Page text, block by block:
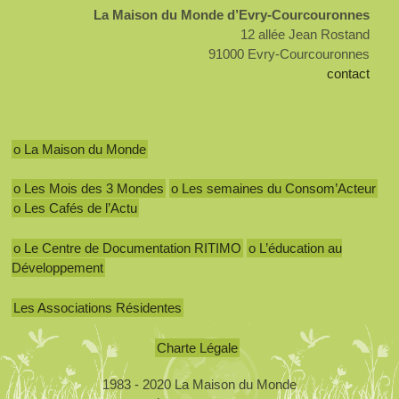
La Maison du Monde d’Evry-Courcouronnes
12 allée Jean Rostand
91000 Evry-Courcouronnes
contact
o La Maison du Monde
o Les Mois des 3 Mondes o Les semaines du Consom’Acteur
o Les Cafés de l’Actu
o Le Centre de Documentation RITIMO o L’éducation au
Développement
Les Associations Résidentes
Charte Légale
1983 - 2020 La Maison du Monde